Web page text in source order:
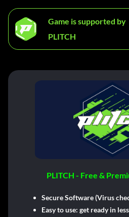
Game is supported by
PLITCH
PLITCH - Free &
Secure Software (Virus
Easy to use: get ready in